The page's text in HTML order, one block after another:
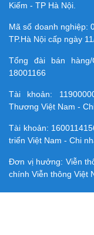
Kiếm - TP Hà Nội.
Mã số doanh nghiệp:
TP.Hà Nội cấp ngày
Tổng đài bán
18001166
Tài khoản:
Thương Việt Nam -
Tài khoản:
triển Việt Nam - Chi
Đơn vị hưởng: Viễn
chính Viễn thông Việt